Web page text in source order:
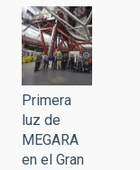
Primera
luz de
MEGARA
en el Gran